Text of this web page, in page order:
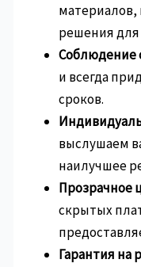
решения
Соблюдение
и всегда
сроков.
выслушаем
наилучшее
Прозрачное
скрытых
Гарантия на